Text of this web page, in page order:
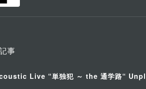
事
Live “単独犯 ～ the 通学路“